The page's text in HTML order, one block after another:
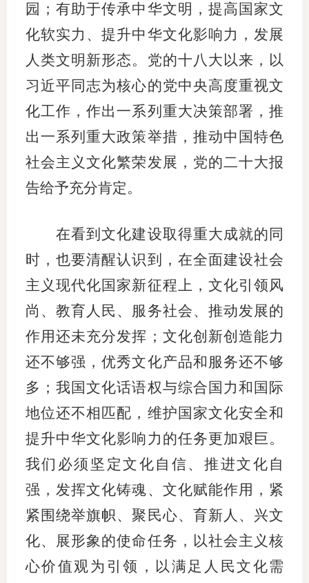
会员公
期货公
从业人
纪律处
期货市
期货行
行业党
园；有助于传承中华文明，提高国家文
化软实力、提升中华文化影响力，发展
人类文明新形态。党的十八大以来，以
习近平同志为核心的党中央高度重视文
化工作，作出一系列重大决策部署，推
出一系列重大政策举措，推动中国特色
社会主义文化繁荣发展，党的二十大报
告给予充分肯定。
在看到文化建设取得重大成就的同
时，也要清醒认识到，在全面建设社会
主义现代化国家新征程上，文化引领风
尚、教育人民、服务社会、推动发展的
作用还未充分发挥；文化创新创造能力
还不够强，优秀文化产品和服务还不够
多；我国文化话语权与综合国力和国际
地位还不相匹配，维护国家文化安全和
提升中华文化影响力的任务更加艰巨。
我们必须坚定文化自信、推进文化自
强，发挥文化铸魂、文化赋能作用，紧
紧围绕举旗帜、聚民心、育新人、兴文
化、展形象的使命任务，以社会主义核
心价值观为引领，以满足人民文化需